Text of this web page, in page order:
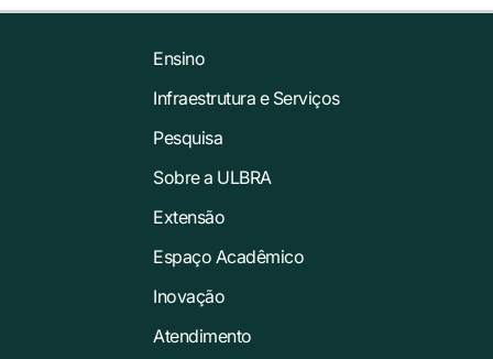
Ensino
Infraestrutura e Serviços
Pesquisa
Sobre a ULBRA
Extensão
Espaço Acadêmico
Inovação
Atendimento